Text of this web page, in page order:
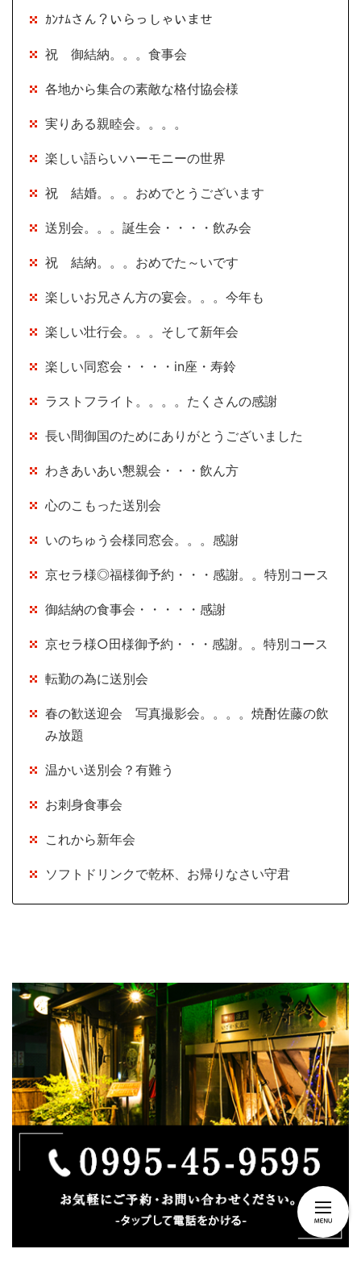
ｶﾝﾅﾑさん？いらっしゃいませ
祝 御結納。。。食事会
各地から集合の素敵な格付協会様
実りある親睦会。。。。
楽しい語らいハーモニーの世界
祝 結婚。。。おめでとうございます
送別会。。。誕生会・・・・飲み会
祝 結納。。。おめでた～いです
楽しいお兄さん方の宴会。。。今年も
楽しい壮行会。。。そして新年会
楽しい同窓会・・・・in座・寿鈴
ラストフライト。。。。たくさんの感謝
長い間御国のためにありがとうございました
わきあいあい懇親会・・・飲ん方
心のこもった送別会
いのちゅう会様同窓会。。。感謝
京セラ様◎福様御予約・・・感謝。。特別コース
御結納の食事会・・・・・感謝
京セラ様○田様御予約・・・感謝。。特別コース
転勤の為に送別会
春の歓送迎会 写真撮影会。。。。焼酎佐藤の飲
み放題
温かい送別会？有難う
お刺身食事会
これから新年会
ソフトドリンクで乾杯、お帰りなさい守君